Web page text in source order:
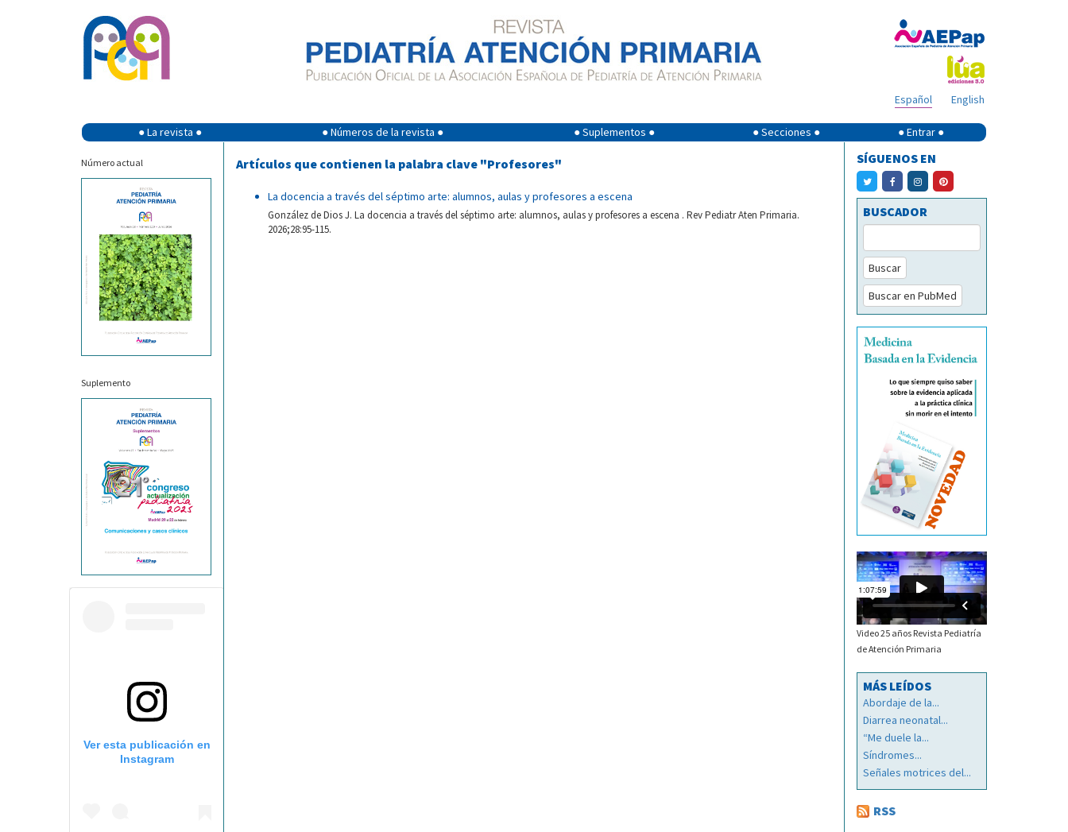
English
Español
● La revista ● ● Números de la revista ● ● Suplementos ● ● Secciones ● ● Entrar ●
Número actual
Suplemento
Ver esta publicación en
Instagram
Artículos que contienen la palabra clave "Profesores"
La docencia a través del séptimo arte: alumnos, aulas y profesores a escena
González de Dios J. La docencia a través del séptimo arte: alumnos, aulas y profesores a escena . Rev Pediatr Aten Primaria.
2026;28:95-115.
SÍGUENOS EN
BUSCADOR
Buscar
Buscar en PubMed
Video 25 años Revista Pediatría
de Atención Primaria
MÁS LEÍDOS
Abordaje de la...
Diarrea neonatal...
“Me duele la...
Síndromes...
Señales motrices del...
RSS